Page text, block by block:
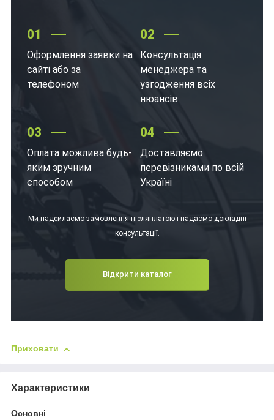
01
Оформлення заявки на
сайті або за
телефоном
02
Консультація
менеджера та
узгодження всіх
нюансів
03
Оплата можлива будь-
яким зручним
способом
04
Доставляємо
перевізниками по всій
Україні
Ми надсилаємо замовлення післяплатою і надаємо докладні
консультації.
Відкрити каталог
Приховати
Характеристики
Основні